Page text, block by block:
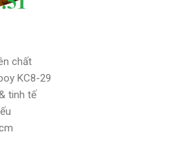
chất
KC8-29
tinh tế